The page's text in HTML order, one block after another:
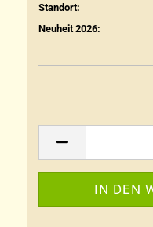
Standort:
Neuheit 2026: